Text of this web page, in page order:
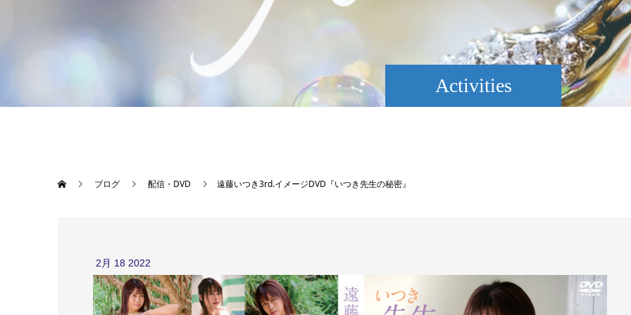
Activities
ブログ 配信・DVD 遠藤いつき3rd.イメージDVD『いつき先生の秘密』
2月 18 2022